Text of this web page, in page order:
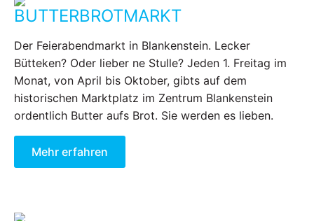
BUTTERBROTMARKT
Der Feierabendmarkt in Blankenstein. Lecker
Bütteken? Oder lieber ne Stulle? Jeden 1. Freitag im
Monat, von April bis Oktober, gibts auf dem
historischen Marktplatz im Zentrum Blankenstein
ordentlich Butter aufs Brot. Sie werden es lieben.
Mehr erfahren